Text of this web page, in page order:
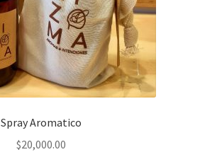
Spray Aromatico
$20,000.00